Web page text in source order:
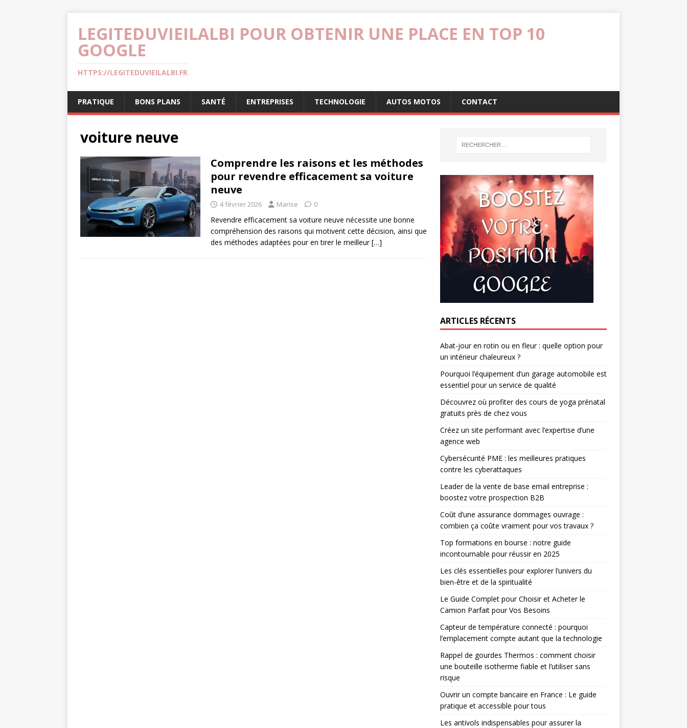
LEGITEDUVIEILALBI POUR OBTENIR UNE PLACE EN TOP 10
GOOGLE
HTTPS://LEGITEDUVIEILALBI.FR
PRATIQUE BONS PLANS SANTÉ ENTREPRISES TECHNOLOGIE AUTOS MOTOS CONTACT
voiture neuve
Comprendre les raisons et les méthodes
pour revendre efficacement sa voiture
neuve
4 février 2026 Marise 0
Revendre efficacement sa voiture neuve nécessite une bonne
compréhension des raisons qui motivent cette décision, ainsi que
des méthodes adaptées pour en tirer le meilleur[…]
ARTICLES RÉCENTS
Abat-jour en rotin ou en fleur : quelle option pour
un intérieur chaleureux ?
Pourquoi l’équipement d’un garage automobile est
essentiel pour un service de qualité
Découvrez où profiter des cours de yoga prénatal
gratuits près de chez vous
Créez un site performant avec l’expertise d’une
agence web
Cybersécurité PME : les meilleures pratiques
contre les cyberattaques
Leader de la vente de base email entreprise :
boostez votre prospection B2B
Coût d’une assurance dommages ouvrage :
combien ça coûte vraiment pour vos travaux ?
Top formations en bourse : notre guide
incontournable pour réussir en 2025
Les clés essentielles pour explorer l’univers du
bien-être et de la spiritualité
Le Guide Complet pour Choisir et Acheter le
Camion Parfait pour Vos Besoins
Capteur de température connecté : pourquoi
l’emplacement compte autant que la technologie
Rappel de gourdes Thermos : comment choisir
une bouteille isotherme fiable et l’utiliser sans
risque
Ouvrir un compte bancaire en France : Le guide
pratique et accessible pour tous
Les antivols indispensables pour assurer la